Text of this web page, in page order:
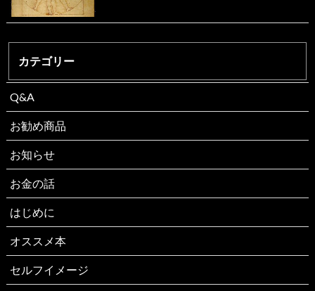
カテゴリー
Q&A
お勧め商品
お知らせ
お金の話
はじめに
オススメ本
セルフイメージ